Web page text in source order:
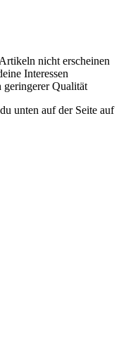
nicht erscheinen
Interessen
geringerer Qualität
unten auf der Seite auf